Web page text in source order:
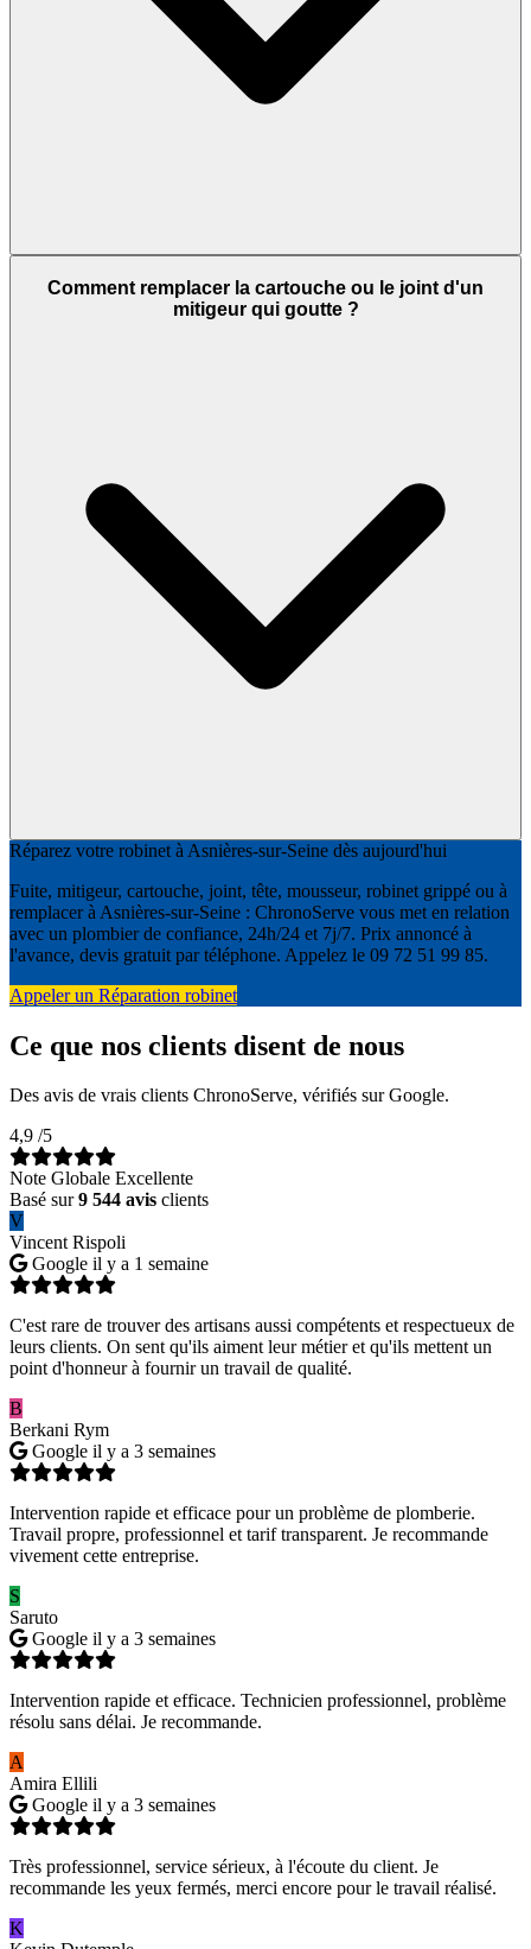
Comment remplacer la cartouche ou le joint d'un
mitigeur qui goutte ?
Réparez votre robinet à Asnières-sur-Seine dès aujourd'hui
Fuite, mitigeur, cartouche, joint, tête, mousseur, robinet grippé ou à
remplacer à Asnières-sur-Seine : ChronoServe vous met en relation
avec un plombier de confiance, 24h/24 et 7j/7. Prix annoncé à
l'avance, devis gratuit par téléphone. Appelez le 09 72 51 99 85.
Appeler un Réparation robinet
Ce que nos clients disent de nous
Des avis de vrais clients ChronoServe, vérifiés sur Google.
4,9 /5
Note Globale Excellente
Basé sur9 544 avis clients
V
Vincent Rispoli
Google il y a 1 semaine
C'est rare de trouver des artisans aussi compétents et respectueux de
leurs clients. On sent qu'ils aiment leur métier et qu'ils mettent un
point d'honneur à fournir un travail de qualité.
B
Berkani Rym
Google il y a 3 semaines
Intervention rapide et efficace pour un problème de plomberie.
Travail propre, professionnel et tarif transparent. Je recommande
vivement cette entreprise.
S
Saruto
Google il y a 3 semaines
Intervention rapide et efficace. Technicien professionnel, problème
résolu sans délai. Je recommande.
A
Amira Ellili
Google il y a 3 semaines
Très professionnel, service sérieux, à l'écoute du client. Je
recommande les yeux fermés, merci encore pour le travail réalisé.
K